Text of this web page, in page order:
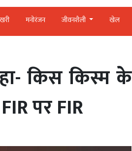
मनोरंजन जीवनशैली खेल
किस किस्म के
पर FIR